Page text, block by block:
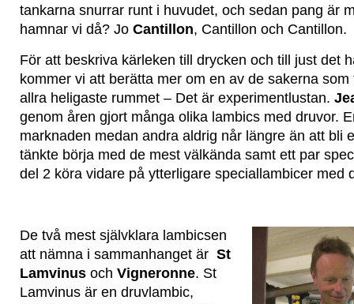
tankarna snurrar runt i huvudet, och sedan pang är
hamnar vi då? Jo Cantillon, Cantillon och Cantillon.
För att beskriva kärleken till drycken och till just det
kommer vi att berätta mer om en av de sakerna
allra heligaste rummet – Det är experimentlustan.
genom åren gjort många olika lambics med druvor.
marknaden medan andra aldrig når längre än att bli
tänkte börja med de mest välkända samt ett par
del 2 köra vidare på ytterligare speciallambicer med
De två mest självklara lambicsen
att nämna i sammanhanget är St
Lamvinus och Vigneronne. St
Lamvinus är en druvlambic,